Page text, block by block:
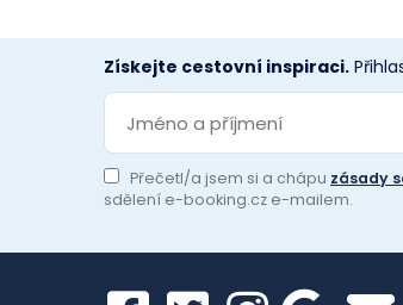
Získejte cestovní inspiraci.
Přečetl/a jsem si a chápu zásady
sdělení e-booking.cz e-mailem.